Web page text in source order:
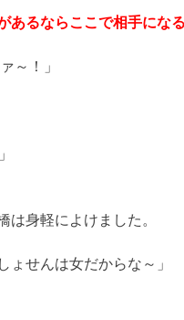
あるならここで相手になる
～！」
身軽によけました。
ょせんは女だからな～」